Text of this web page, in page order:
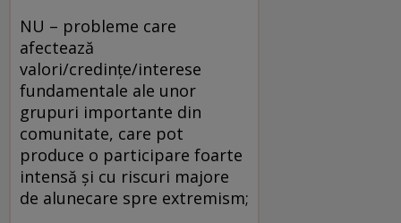
NU – probleme care
afectează
valori/credințe/interese
fundamentale ale unor
grupuri importante din
comunitate, care pot
produce o participare foarte
intensă și cu riscuri majore
de alunecare spre extremism;